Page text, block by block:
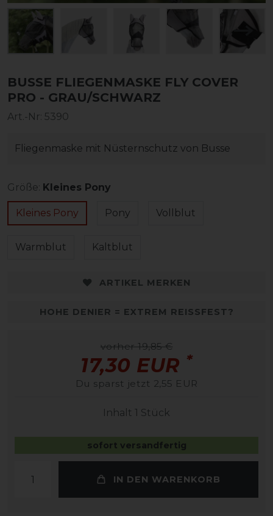
BUSSE FLIEGENMASKE FLY COVER
PRO - GRAU/SCHWARZ
Art.-Nr: 5390
Fliegenmaske mit Nüsternschutz von Busse
Größe: Kleines Pony
Kleines Pony Pony Vollblut
Warmblut Kaltblut
ARTIKEL MERKEN
HOHE DENIER = EXTREM REISSFEST?
vorher 19,85 €
17,30 EUR *
Du sparst jetzt 2,55 EUR
Inhalt 1 Stück
sofort versandfertig
IN DEN WARENKORB